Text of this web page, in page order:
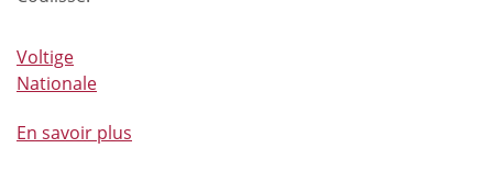
Voltige
Nationale
En savoir plus